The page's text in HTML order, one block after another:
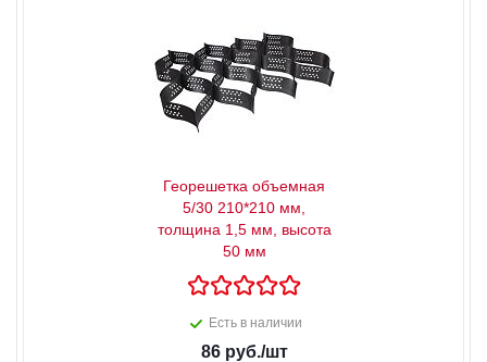
Георешетка объемная
5/30 210*210 мм,
толщина 1,5 мм, высота
50 мм
Есть в наличии
86руб./шт